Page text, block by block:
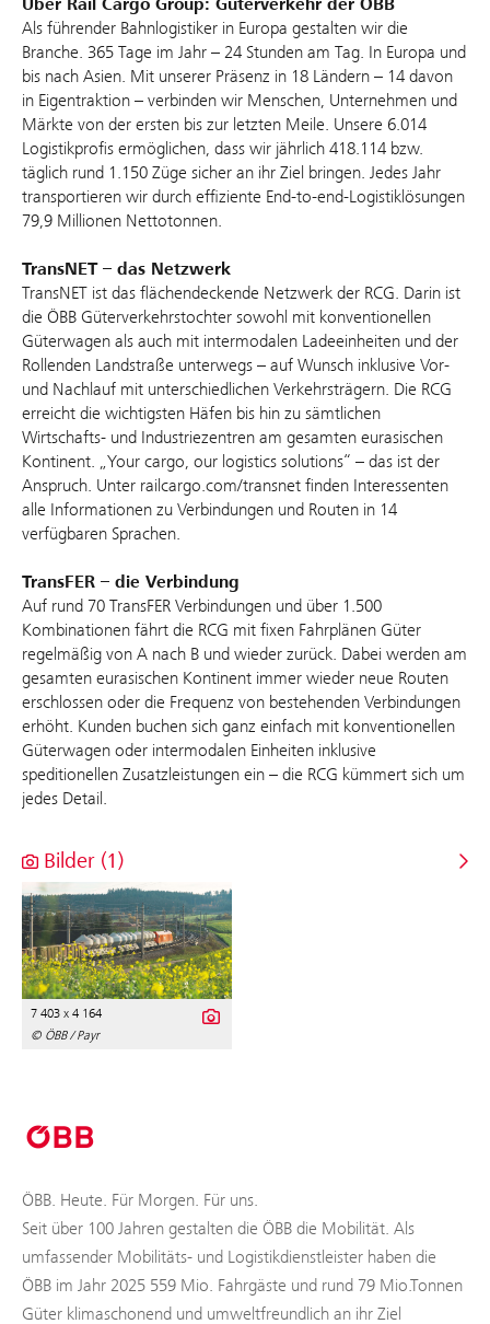
Als führender Bahnlogistiker in Europa gestalten wir die
Branche. 365 Tage im Jahr – 24 Stunden am Tag. In Europa und
bis nach Asien. Mit unserer Präsenz in 18 Ländern – 14 davon
in Eigentraktion – verbinden wir Menschen, Unternehmen und
Märkte von der ersten bis zur letzten Meile. Unsere 6.014
Logistikprofis ermöglichen, dass wir jährlich 418.114 bzw.
täglich rund 1.150 Züge sicher an ihr Ziel bringen. Jedes Jahr
transportieren wir durch effiziente End-to-end-Logistiklösungen
79,9 Millionen Nettotonnen.
TransNET – das Netzwerk
TransNET ist das flächendeckende Netzwerk der RCG. Darin ist
die ÖBB Güterverkehrstochter sowohl mit konventionellen
Güterwagen als auch mit intermodalen Ladeeinheiten und der
Rollenden Landstraße unterwegs – auf Wunsch inklusive Vor-
und Nachlauf mit unterschiedlichen Verkehrsträgern. Die RCG
erreicht die wichtigsten Häfen bis hin zu sämtlichen
Wirtschafts- und Industriezentren am gesamten eurasischen
Kontinent. „Your cargo, our logistics solutions“ – das ist der
Anspruch. Unter railcargo.com/transnet finden Interessenten
alle Informationen zu Verbindungen und Routen in 14
verfügbaren Sprachen.
TransFER – die Verbindung
Auf rund 70 TransFER Verbindungen und über 1.500
Kombinationen fährt die RCG mit fixen Fahrplänen Güter
regelmäßig von A nach B und wieder zurück. Dabei werden am
gesamten eurasischen Kontinent immer wieder neue Routen
erschlossen oder die Frequenz von bestehenden Verbindungen
erhöht. Kunden buchen sich ganz einfach mit konventionellen
Güterwagen oder intermodalen Einheiten inklusive
speditionellen Zusatzleistungen ein – die RCG kümmert sich um
jedes Detail.
Bilder (1)
7 403 x 4 164
© ÖBB / Payr
ÖBB. Heute. Für Morgen. Für uns.
Seit über 100 Jahren gestalten die ÖBB die Mobilität. Als
umfassender Mobilitäts- und Logistikdienstleister haben die
ÖBB im Jahr 2025 559 Mio. Fahrgäste und rund 79 Mio.Tonnen
Güter klimaschonend und umweltfreundlich an ihr Ziel